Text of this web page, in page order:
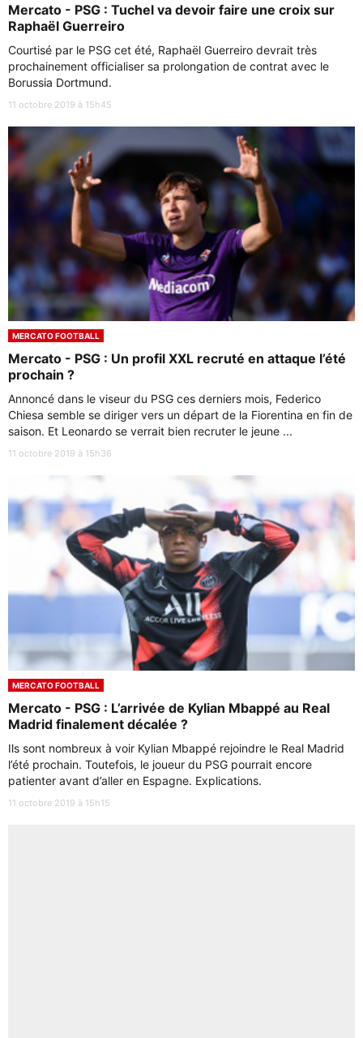
Mercato - PSG : Tuchel va devoir faire une croix sur
Raphaël Guerreiro
Courtisé par le PSG cet été, Raphaël Guerreiro devrait très
prochainement officialiser sa prolongation de contrat avec le
Borussia Dortmund.
11 octobre 2019 à 15h45
MERCATO FOOTBALL
Mercato - PSG : Un profil XXL recruté en attaque l’été
prochain ?
Annoncé dans le viseur du PSG ces derniers mois, Federico
Chiesa semble se diriger vers un départ de la Fiorentina en fin de
saison. Et Leonardo se verrait bien recruter le jeune ...
11 octobre 2019 à 15h36
MERCATO FOOTBALL
Mercato - PSG : L’arrivée de Kylian Mbappé au Real
Madrid finalement décalée ?
Ils sont nombreux à voir Kylian Mbappé rejoindre le Real Madrid
l’été prochain. Toutefois, le joueur du PSG pourrait encore
patienter avant d’aller en Espagne. Explications.
11 octobre 2019 à 15h15